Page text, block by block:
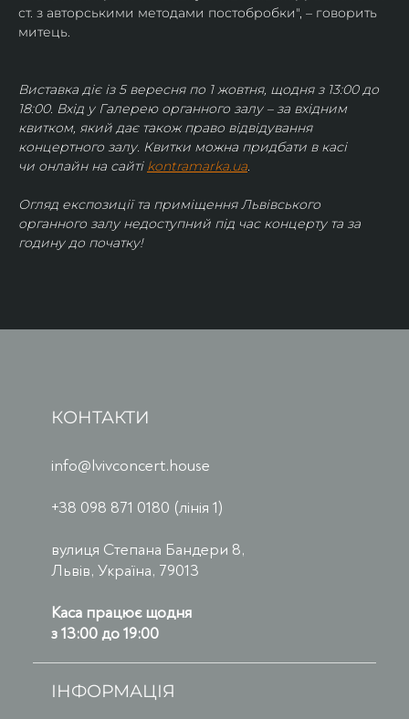
ст. з авторськими методами постобробки", – говорить
митець.
Виставка діє із 5 вересня по 1 жовтня, щодня з 13:00 до
18:00. Вхід у Галерею органного залу – за вхідним
квитком, який дає також право відвідування
концертного залу. Квитки можна придбати в касі
чи онлайн на сайті kontramarka.ua.
Огляд експозиції та приміщення Львівського
органного залу недоступний під час концерту та за
годину до початку!
КОНТАКТИ
info@lvivconcert.house
+38 098 871 0180 (лінія 1)
вулиця Степана Бандери 8,
Львів, Україна, 79013
Каса працює щодня
з 13:00 до 19:00
ІНФОРМАЦІЯ